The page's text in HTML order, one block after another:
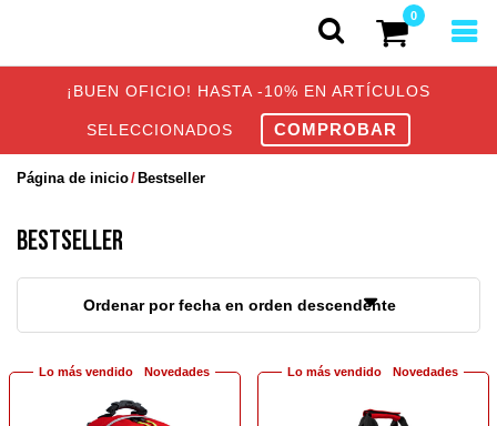
¡BUEN OFICIO! HASTA -10% EN ARTÍCULOS
SELECCIONADOS COMPROBAR
0
Página de inicio Bestseller
BESTSELLER
Ordenar por fecha en orden descendente
Lo más vendido Novedades Lo más vendido Novedades